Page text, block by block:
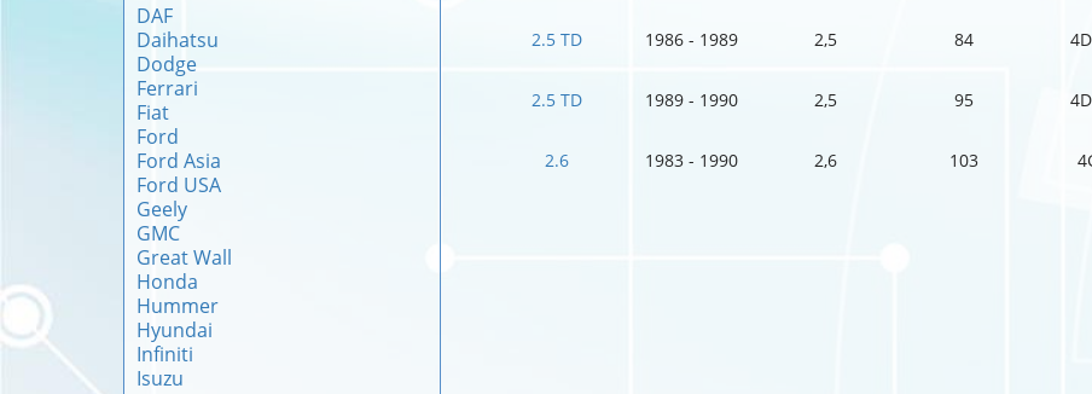
DAF
Daihatsu
Dodge
Ferrari
Fiat
Ford
Ford Asia
Ford USA
Geely
GMC
Great Wall
Honda
Hummer
Hyundai
Infiniti
Isuzu
2.5 TD 1986 - 1989 2,5 84
2.5 TD 1989 - 1990 2,5 95
2.6 1983 - 1990 2,6 103